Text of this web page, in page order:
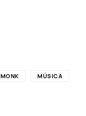
MONK MÚSICA